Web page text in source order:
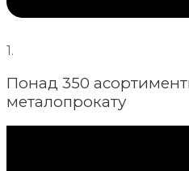
1.
Понад 350
металопрокату